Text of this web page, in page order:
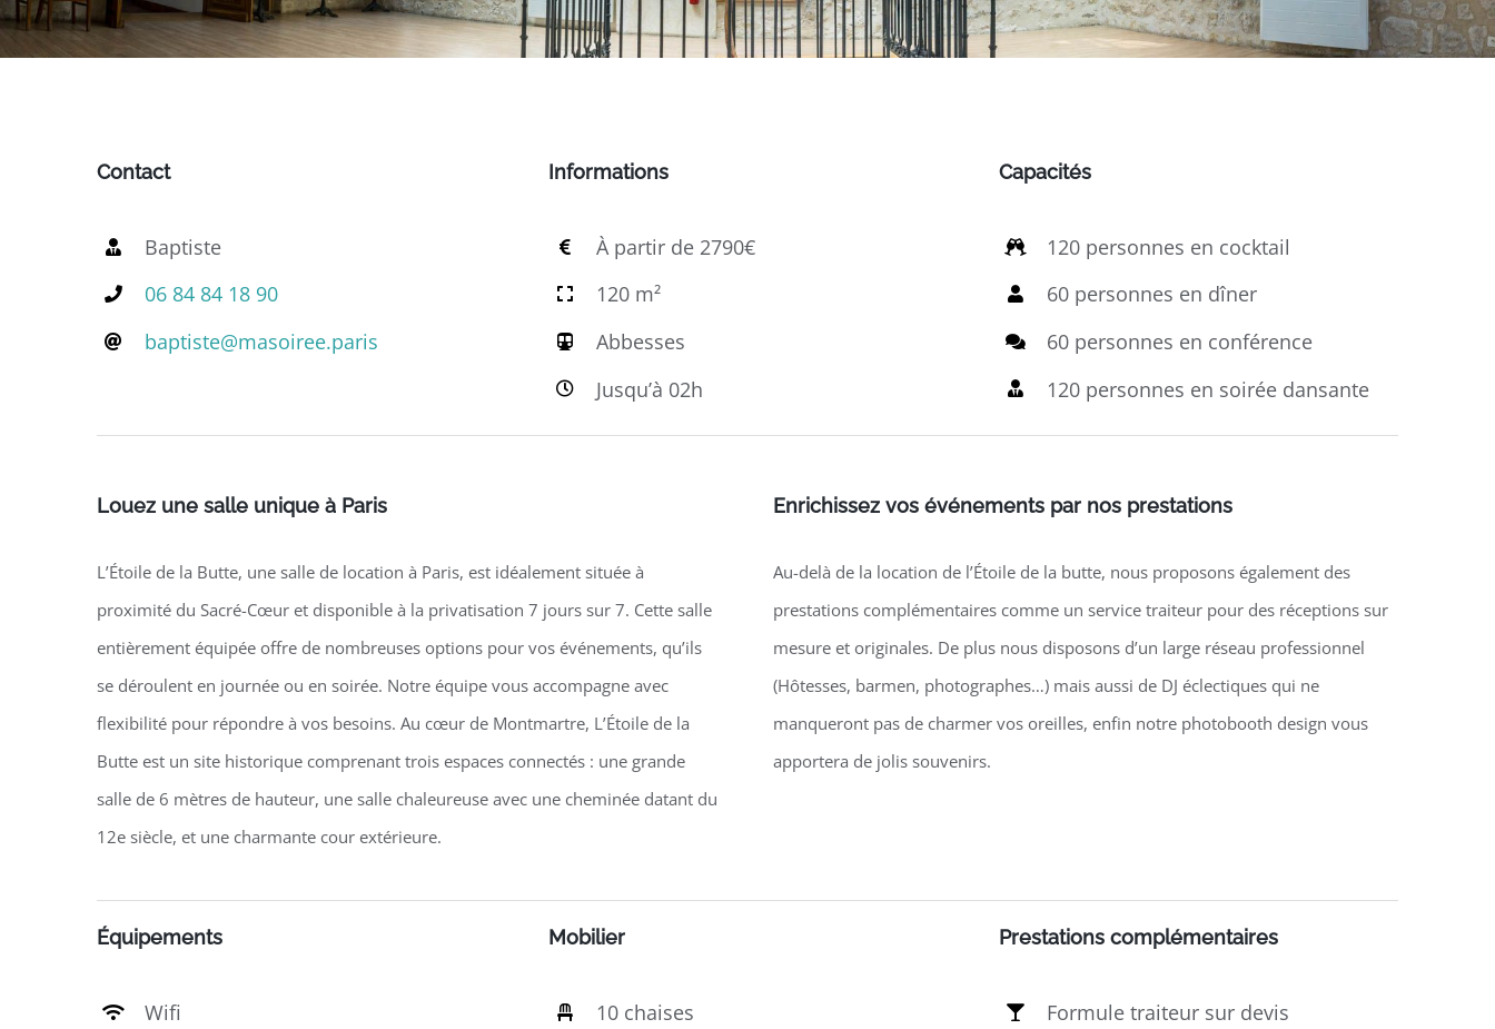
Contact
Baptiste
06 84 84 18 90
baptiste@masoiree.paris
Informations
À partir de 2790€
120 m²
Abbesses
Jusqu’à 02h
Capacités
120 personnes en cocktail
60 personnes en dîner
60 personnes en conférence
120 personnes en soirée dansante
Louez une salle unique à Paris
L’Étoile de la Butte, une salle de location à Paris, est idéalement située à
proximité du Sacré-Cœur et disponible à la privatisation 7 jours sur 7. Cette salle
entièrement équipée offre de nombreuses options pour vos événements, qu’ils
se déroulent en journée ou en soirée. Notre équipe vous accompagne avec
flexibilité pour répondre à vos besoins. Au cœur de Montmartre, L’Étoile de la
Butte est un site historique comprenant trois espaces connectés : une grande
salle de 6 mètres de hauteur, une salle chaleureuse avec une cheminée datant du
12e siècle, et une charmante cour extérieure.
Enrichissez vos événements par nos prestations
Au-delà de la location de l’Étoile de la butte, nous proposons également des
prestations complémentaires comme un service traiteur pour des réceptions sur
mesure et originales. De plus nous disposons d’un large réseau professionnel
(Hôtesses, barmen, photographes…) mais aussi de DJ éclectiques qui ne
manqueront pas de charmer vos oreilles, enfin notre photobooth design vous
apportera de jolis souvenirs.
Équipements
Wifi
Mobilier
10 chaises
Prestations complémentaires
Formule traiteur sur devis